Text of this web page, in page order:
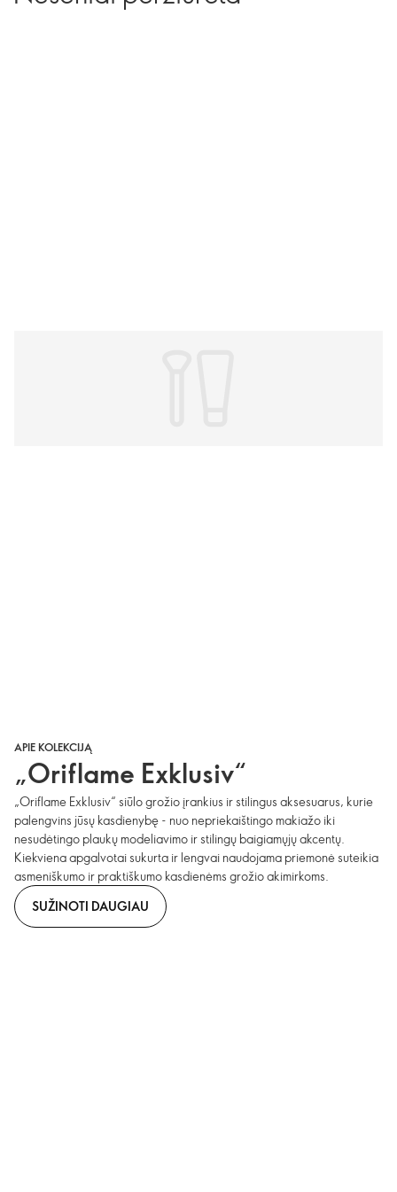
APIE KOLEKCIJĄ
„Oriflame Exklusiv“
„Oriflame Exklusiv“ siūlo grožio įrankius ir stilingus aksesuarus, kurie
palengvins jūsų kasdienybę - nuo nepriekaištingo makiažo iki
nesudėtingo plaukų modeliavimo ir stilingų baigiamųjų akcentų.
Kiekviena apgalvotai sukurta ir lengvai naudojama priemonė suteikia
asmeniškumo ir praktiškumo kasdienėms grožio akimirkoms.
SUŽINOTI DAUGIAU